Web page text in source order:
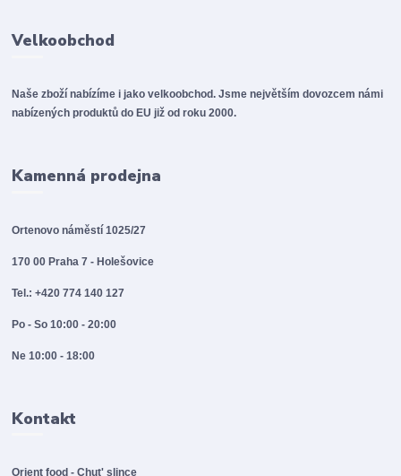
Velkoobchod
Naše zboží nabízíme i jako velkoobchod. Jsme největším dovozcem námi
nabízených produktů do EU již od roku 2000.
Kamenná prodejna
Ortenovo náměstí 1025/27
170 00 Praha 7 - Holešovice
Tel.: +420 774 140 127
Po - So 10:00 - 20:00
Ne 10:00 - 18:00
Kontakt
Orient food - Chut' slince